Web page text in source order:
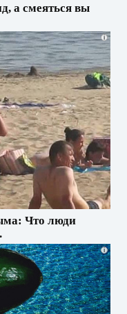
а смеяться вы
i
Что люди
i